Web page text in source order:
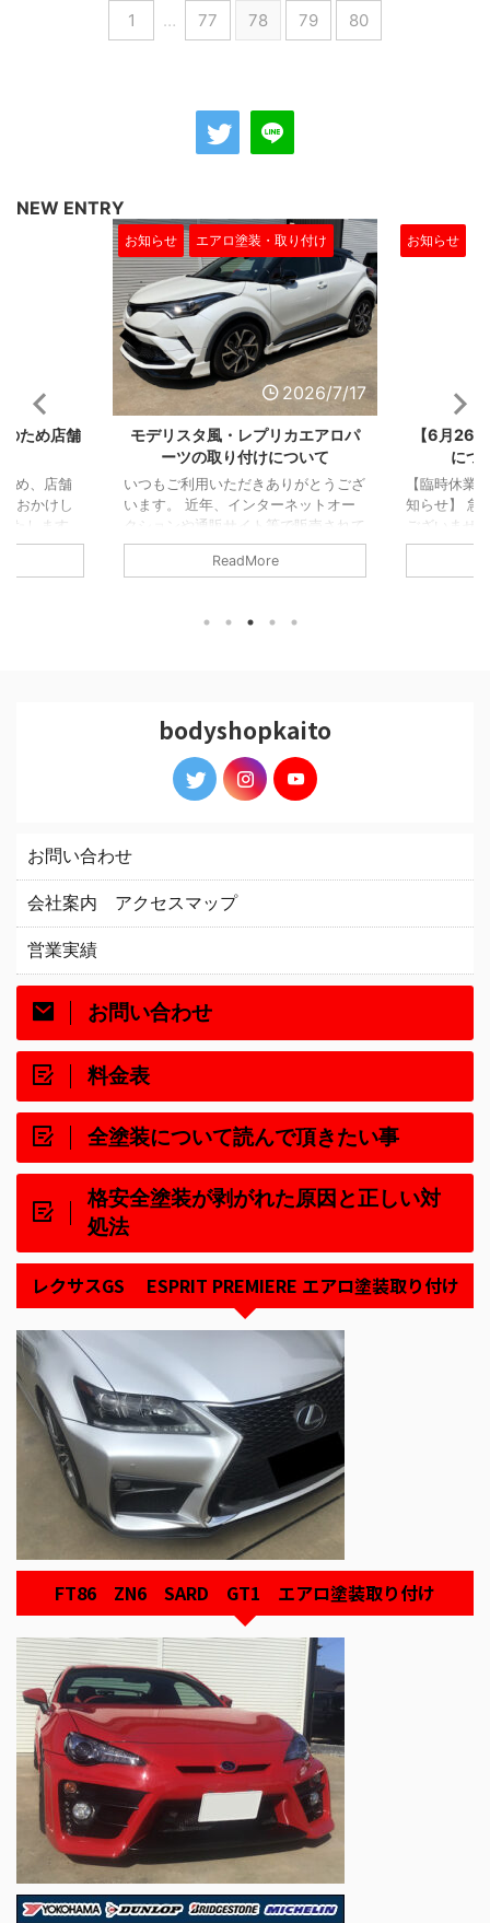
1 … 77 78 79 80
NEW ENTRY
7/22
ため店舗
め、店舗
おかけし
たします。
お知らせ エアロ塗装・取り付け
2026/7/17
モデリスタ風・レプリカエアロパ
ーツの取り付けについて
いつもご利用いただきありがとうござ
います。 近年、インターネットオー
クションや通販サイト等で販売されて
いるモデリスタ風・レプリカエアロパ
ーツに関するお問い合わせが増えてお
しております。 その理由として、純
が多く見受けられるためです。 ま
た、パーツの個体差により取り付け後
の隙間や歪み、走行中の不具合などが
ReadMore
お知らせ
【6月26
につ
【臨時休業
知らせ】 急
ございませ
は、誠に勝
bodyshopkaito
お問い合わせ
会社案内 アクセスマップ
営業実績
お問い合わせ
料金表
全塗装について読んで頂きたい事
格安全塗装が剥がれた原因と正しい対
処法
レクサスGS ESPRIT PREMIERE エアロ塗装取り付け
FT86 ZN6 SARD GT1 エアロ塗装取り付け